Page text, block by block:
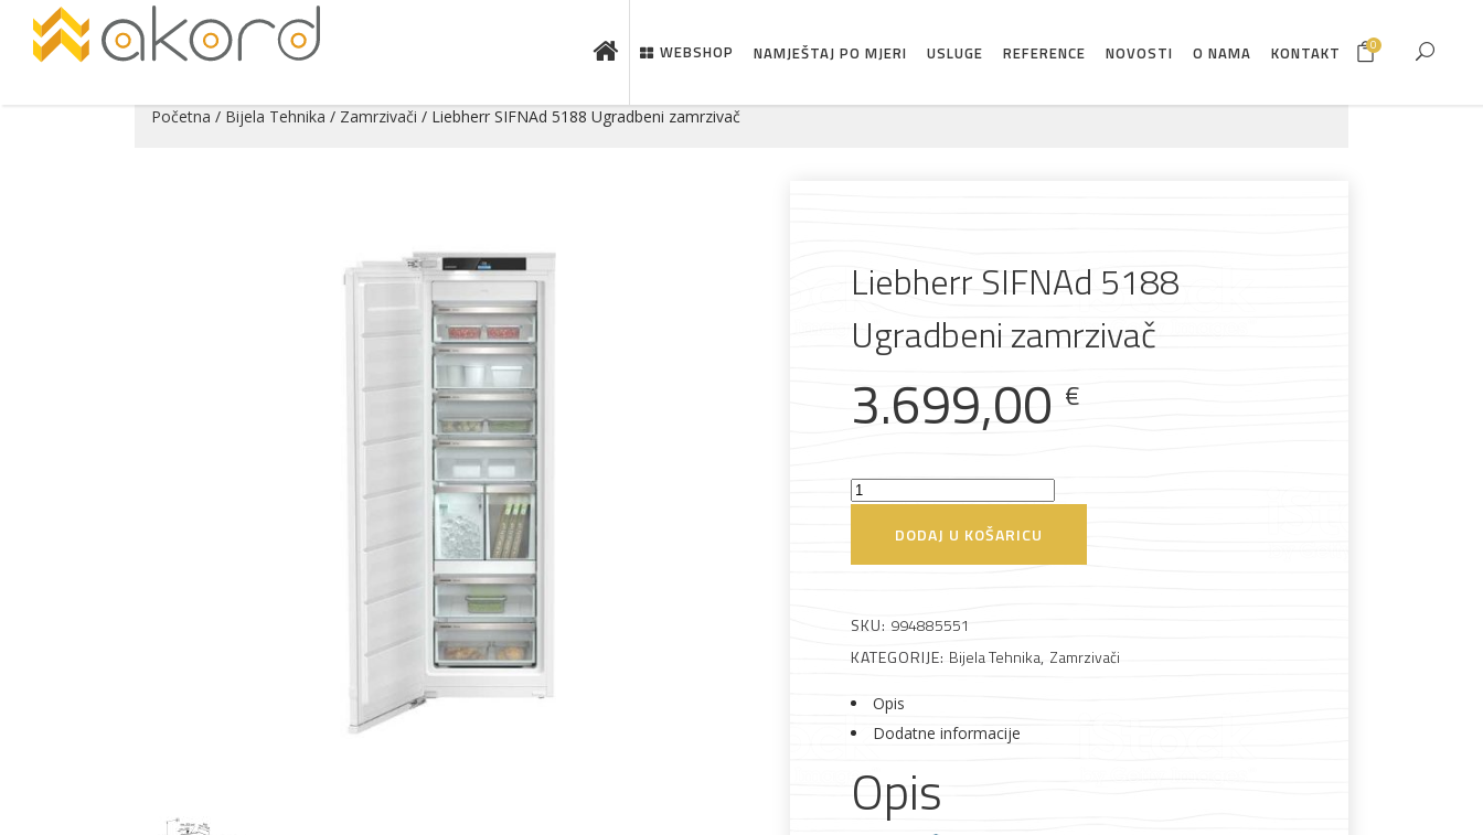
Pogledajte što je novo u ponudi
Pločasti
materijali
Alati i pribor Rasvjeta Boje i lakovi
WEBSHOP NAMJEŠTAJ PO MJERI USLUGE REFERENCE NOVOSTI O NAMA KONTAKT 0
Početna / Bijela Tehnika / Zamrzivači / Liebherr SIFNAd 5188 Ugradbeni zamrzivač
Liebherr SIFNAd 5188
Ugradbeni zamrzivač
3.699,00 €
Liebherr
količina
DODAJ U KOŠARICU
SKU: 994885551
KATEGORIJE: Bijela Tehnika, Zamrzivači
Opis
Dodatne informacije
Opis